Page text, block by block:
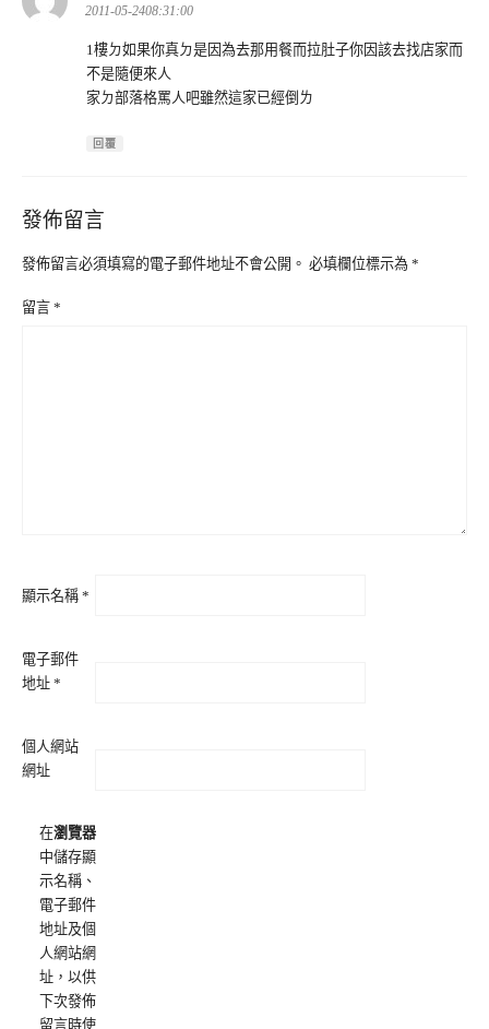
示:
2011-05-2408:31:00
1樓ㄉ如果你真ㄉ是因為去那用餐而拉肚子你因該去找店家而
不是隨便來人
家ㄉ部落格罵人吧雖然這家已經倒ㄌ
回覆
發佈留言
發佈留言必須填寫的電子郵件地址不會公開。 必填欄位標示為 *
留言 *
顯示名稱 *
電子郵件
地址 *
個人網站
網址
在瀏覽器
中儲存顯
示名稱、
電子郵件
地址及個
人網站網
址，以供
下次發佈
留言時使